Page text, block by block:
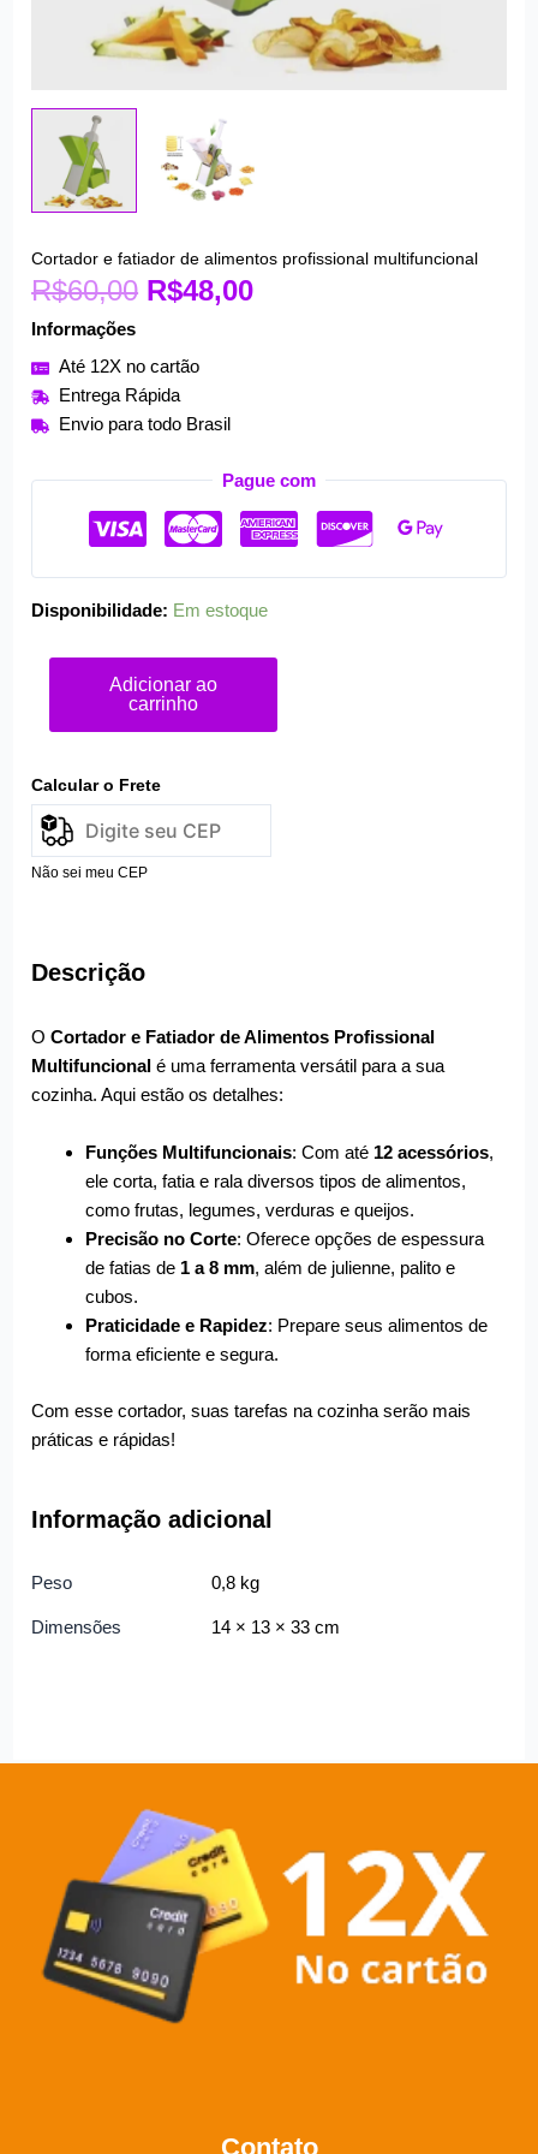
Cortador e fatiador de alimentos profissional multifuncional
R$60,00
O
preço
R$60,00.
R$48,00
O
preço
Informações
Até 12X no cartão
Entrega Rápida
Envio para todo Brasil
Pague com
Disponibilidade: Em estoque
Cortador
e
fatiador
alimentos
profissional
multifuncional
Adicionar ao
carrinho
Calcular o Frete
Não sei meu CEP
Descrição
OCortador e Fatiador de Alimentos Profissional
Multifuncional é uma ferramenta versátil para a sua
cozinha. Aqui estão os detalhes:
Funções Multifuncionais: Com até 12 acessórios,
ele corta, fatia e rala diversos tipos de alimentos,
como frutas, legumes, verduras e queijos.
Precisão no Corte: Oferece opções de espessura
de fatias de 1 a 8 mm, além de julienne, palito e
cubos.
Praticidade e Rapidez: Prepare seus alimentos de
forma eficiente e segura.
Com esse cortador, suas tarefas na cozinha serão mais
práticas e rápidas!
Informação adicional
Peso 0,8 kg
Dimensões 14 × 13 × 33 cm
Contato